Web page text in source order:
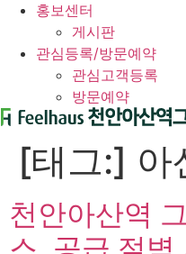
홍보센터
게시판
관심등록/방문예약
관심고객등록
방문예약
[태그:] 아
천안아산역